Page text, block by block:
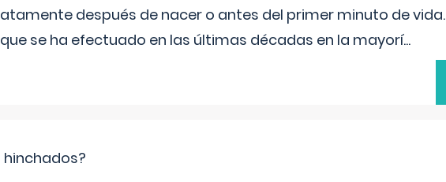
después de nacer o antes del primer minuto de vida.
se ha efectuado en las últimas décadas en la mayorí...
hinchados?